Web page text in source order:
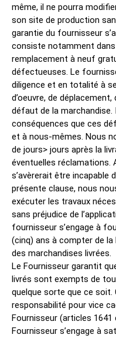
même, il ne pourra
son site de production
garantie du fournisseur
consiste notamment
remplacement à neuf
défectueuses. Le
diligence et en totalité à
d’oeuvre, de
défaut de la marchandise.
conséquences que ces
et à nous-mêmes. Nous
de jours> jours après la
éventuelles réclamations.
s’avèrerait être incapable
présente clause, nous
exécuter les travaux
sans préjudice de
fournisseur s’engage à
(cinq) ans à compter de
des marchandises livrées.
Le Fournisseur garantit
livrés sont exempts de
quelque sorte que ce soit.
responsabilité pour vice
Fournisseur (articles 1641
Fournisseur s’engage à